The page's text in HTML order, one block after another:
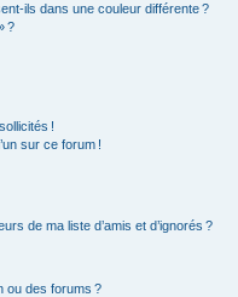
ils dans une couleur différente ?
?
!
sur ce forum !
de ma liste d’amis et d’ignorés ?
ou des forums ?